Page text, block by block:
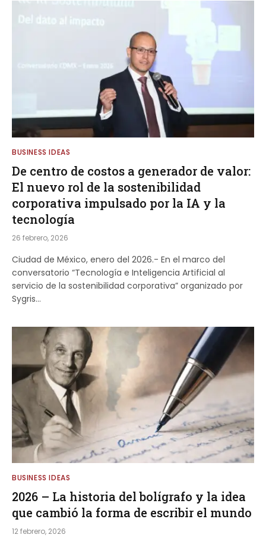
BUSINESS IDEAS
De centro de costos a generador de valor:
El nuevo rol de la sostenibilidad
corporativa impulsado por la IA y la
tecnología
26 febrero, 2026
Ciudad de México, enero del 2026.- En el marco del
conversatorio “Tecnología e Inteligencia Artificial al
servicio de la sostenibilidad corporativa” organizado por
Sygris…
BUSINESS IDEAS
2026 – La historia del bolígrafo y la idea
que cambió la forma de escribir el mundo
12 febrero, 2026